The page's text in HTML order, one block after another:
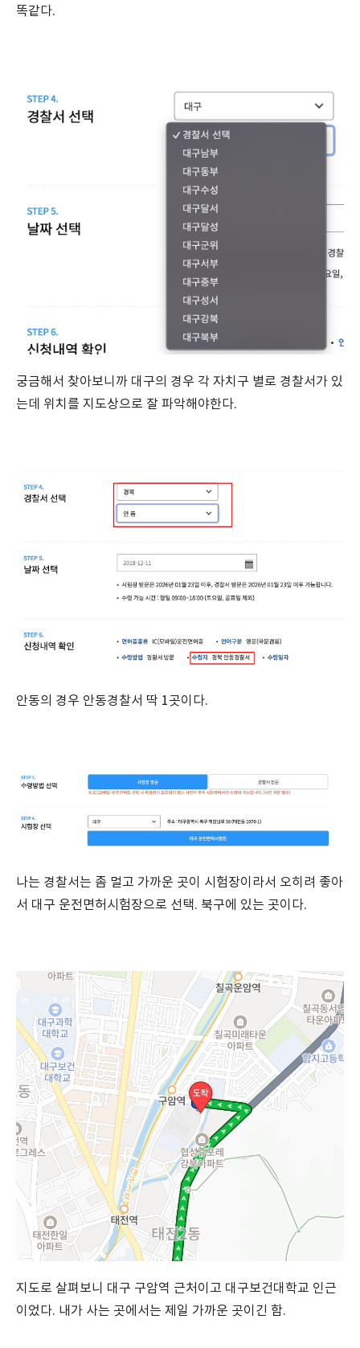
똑같다.
궁금해서 찾아보니까 대구의 경우 각 자치구 별로 경찰서가 있
는데 위치를 지도상으로 잘 파악해야한다.
안동의 경우 안동경찰서 딱 1곳이다.
나는 경찰서는 좀 멀고 가까운 곳이 시험장이라서 오히려 좋아
서 대구 운전면허시험장으로 선택. 북구에 있는 곳이다.
지도로 살펴보니 대구 구암역 근처이고 대구보건대학교 인근
이었다. 내가 사는 곳에서는 제일 가까운 곳이긴 함.